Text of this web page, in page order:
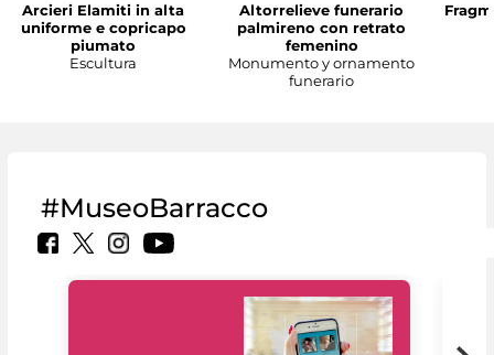
Arcieri Elamiti in alta
uniforme e copricapo
piumato
Escultura
Altorrelieve funerario
palmireno con retrato
femenino
Monumento y ornamento
funerario
#MuseoBarracco